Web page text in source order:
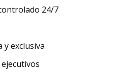
24/7
y exclusiva